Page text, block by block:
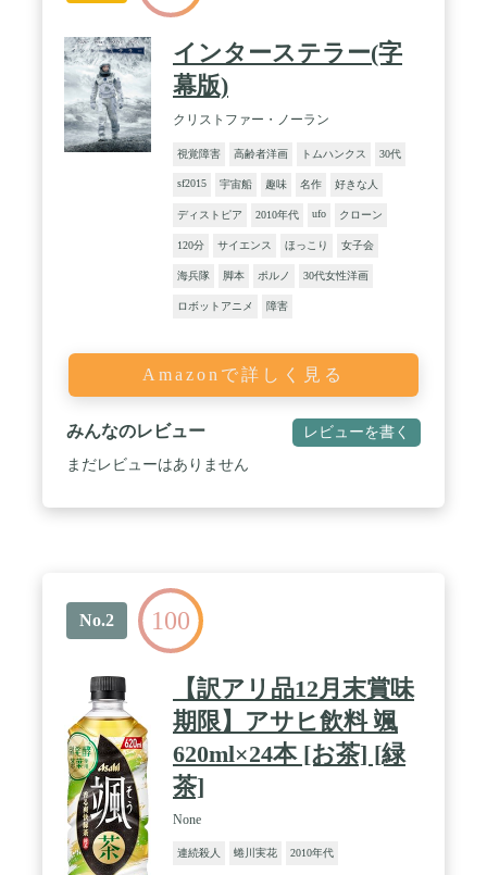
インターステラー(字
幕版)
クリストファー・ノーラン
視覚障害 高齢者洋画 トムハンクス 30代
sf2015 宇宙船 趣味 名作 好きな人
ディストピア 2010年代 ufo クローン
120分 サイエンス ほっこり 女子会
海兵隊 脚本 ポルノ 30代女性洋画
ロボットアニメ 障害
Amazonで詳しく見る
みんなのレビュー レビューを書く
まだレビューはありません
No.2 100
【訳アリ品12月末賞味
期限】アサヒ飲料 颯
620ml×24本 [お茶] [緑
茶]
None
連続殺人 蜷川実花 2010年代